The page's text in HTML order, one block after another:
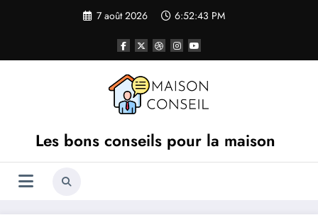
7 août 2026 6:52:43 PM
Les bons conseils pour la maison